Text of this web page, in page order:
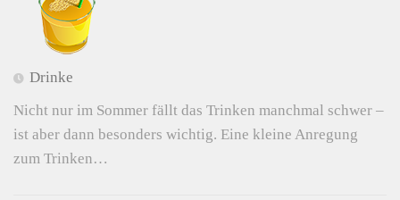
Drinke
Nicht nur im Sommer fällt das Trinken manchmal schwer –
ist aber dann besonders wichtig. Eine kleine Anregung
zum Trinken…